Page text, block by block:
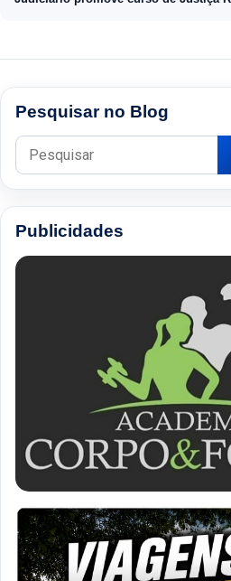
Pesquisar no Blog
Pesquisar por:
Publicidades